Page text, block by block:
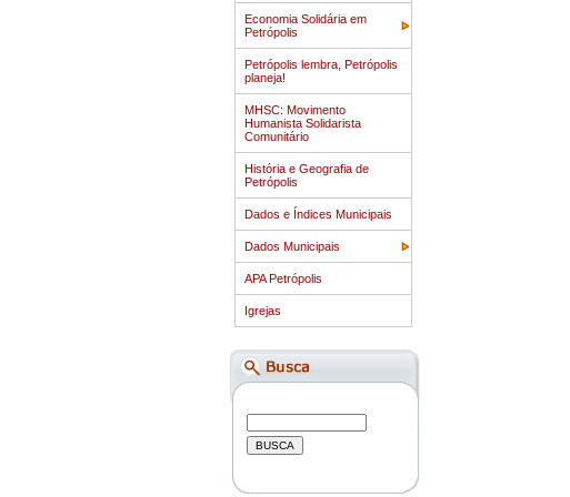
Economia Solidária em
Petrópolis
Petrópolis lembra, Petrópolis
planeja!
MHSC: Movimento
Humanista Solidarista
Comunitário
História e Geografia de
Petrópolis
Dados e Índices Municipais
Dados Municipais
APA Petrópolis
Igrejas